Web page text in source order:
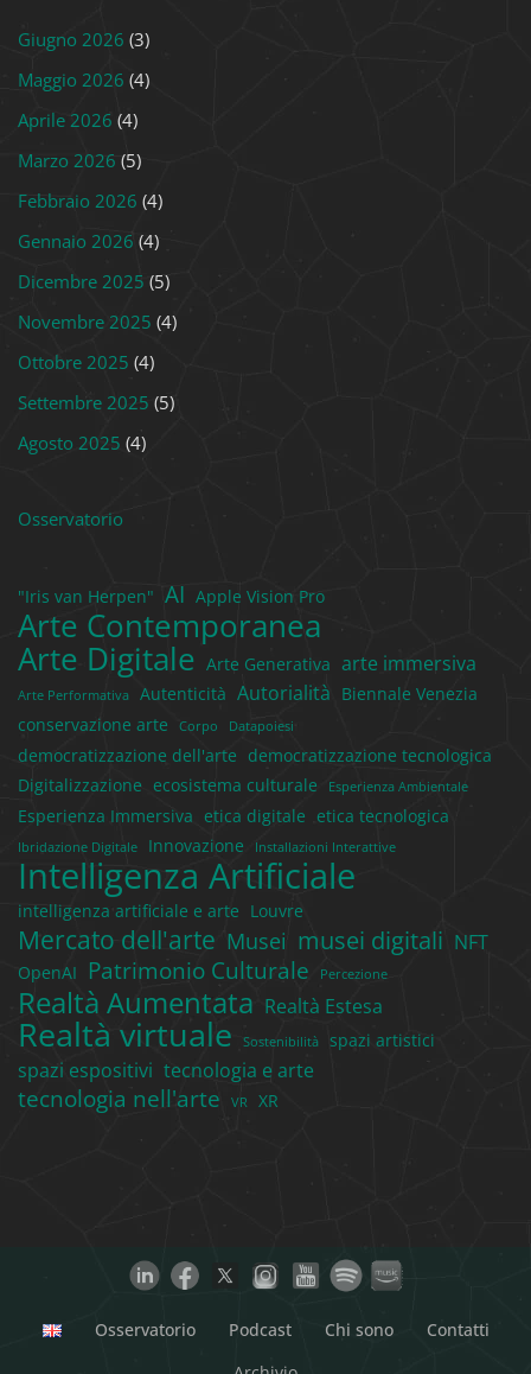
Giugno 2026 (3)
Maggio 2026 (4)
Aprile 2026 (4)
Marzo 2026 (5)
Febbraio 2026 (4)
Gennaio 2026 (4)
Dicembre 2025 (5)
Novembre 2025 (4)
Ottobre 2025 (4)
Settembre 2025 (5)
Agosto 2025 (4)
Osservatorio
"Iris van Herpen" AI Apple Vision Pro
Arte Contemporanea
Arte Digitale Arte Generativa arte immersiva
Arte Performativa Autenticità Autorialità Biennale Venezia
conservazione arte
Corpo Datapoiesi
democratizzazione dell'arte democratizzazione tecnologica
Digitalizzazione ecosistema culturale Esperienza Ambientale
Esperienza Immersiva etica digitale etica tecnologica
Ibridazione Digitale Innovazione Installazioni Interattive
Intelligenza Artificiale
intelligenza artificiale e arte Louvre
Mercato dell'arte Musei musei digitali NFT
OpenAI Patrimonio Culturale Percezione
Realtà Aumentata Realtà Estesa
Realtà virtuale Sostenibilità spazi artistici
spazi espositivi tecnologia e arte
tecnologia nell'arte VR XR
Osservatorio Podcast Chi sono
Contatti